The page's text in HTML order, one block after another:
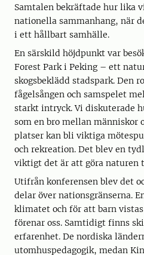
Samtalen bekräftade hur lika
nationella sammanhang, när
i ett hållbart samhälle.
En särskild höjdpunkt var
Forest Park i Peking – ett
skogsbeklädd stadspark. Den
fågelsången och samspelet
starkt intryck. Vi diskuterade
som en bro mellan människor
platser kan bli viktiga
och rekreation. Det blev en
viktigt det är att göra naturen
Utifrån konferensen blev det
delar över nationsgränserna.
klimatet och för att barn
förenar oss. Samtidigt finns
erfarenhet. De nordiska
utomhuspedagogik, medan